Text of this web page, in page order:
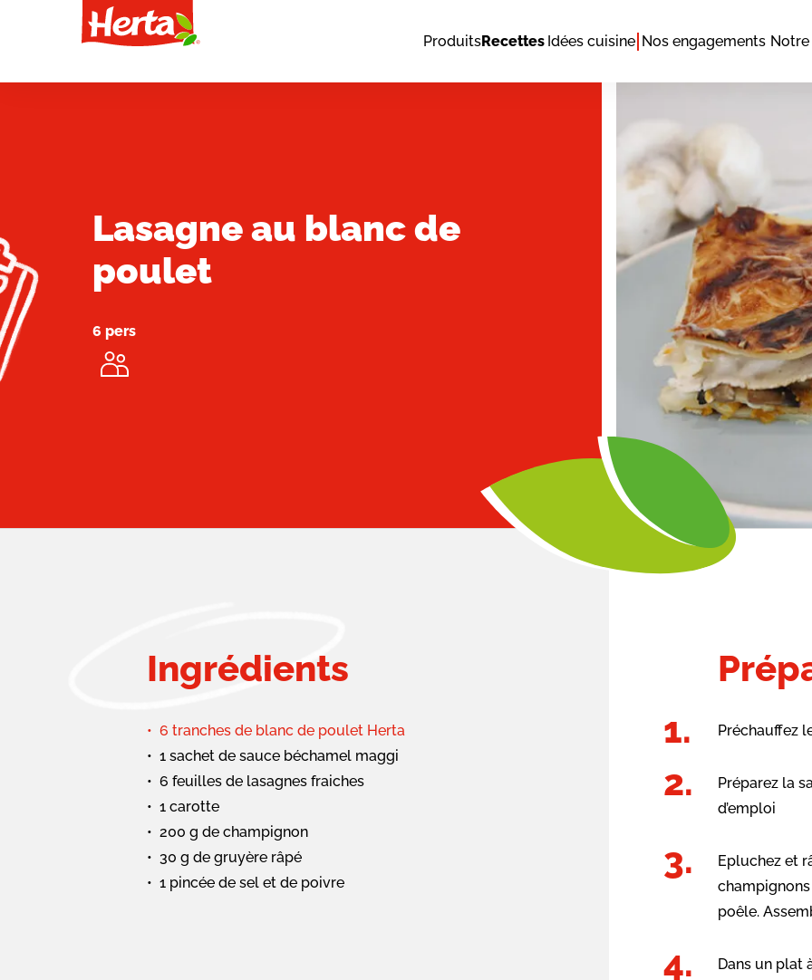
ProduitsRecettes Idées cuisine Nos engagements
Lasagne au blanc de
poulet
6 pers
Ingrédients
6 tranches de blanc de poulet Herta
1 sachet de sauce béchamel maggi
6 feuilles de lasagnes fraiches
1 carotte
200 g de champignon
30 g de gruyère râpé
1 pincée de sel et de poivre
Préchauffez
Préparez la
d’emploi
Epluchez et
poêle.
Dans un plat